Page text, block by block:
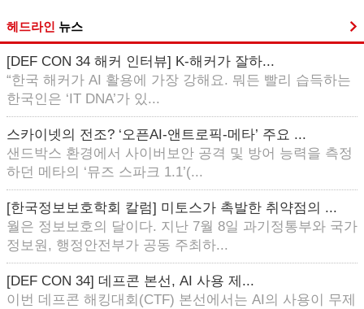
헤드라인 뉴스
[DEF CON 34 해커 인터뷰] K-해커가 잘하...
“한국 해커가 AI 활용에 가장 강해요. 뭐든 빨리 습득하는
한국인은 ‘IT DNA’가 있...
스카이넷의 전조? ‘오픈AI-앤트로픽-메타’ 주요 ...
샌드박스 환경에서 사이버보안 공격 및 방어 능력을 측정
하던 메타의 ‘뮤즈 스파크 1.1’(...
[한국정보보호학회 칼럼] 미토스가 촉발한 취약점의 ...
월은 정보보호의 달이다. 지난 7월 8일 과기정통부와 국가
정보원, 행정안전부가 공동 주최하...
[DEF CON 34] 데프콘 본선, AI 사용 제...
이번 데프콘 해킹대회(CTF) 본선에서는 AI의 사용이 무제